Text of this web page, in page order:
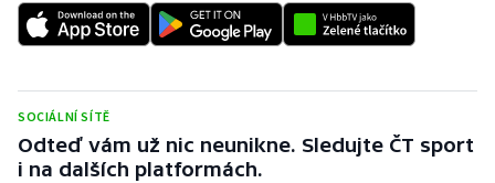
Sportovní střelba
Triatlon
SOCIÁLNÍ SÍTĚ
Odteď vám už nic neunikne. Sledujte ČT sport
i na dalších platformách.